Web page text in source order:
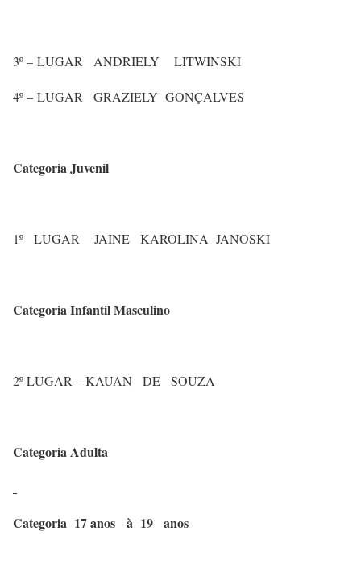
3º – LUGAR ANDRIELY LITWINSKI
4º – LUGAR GRAZIELY GONÇALVES
Categoria Juvenil
1º LUGAR JAINE KAROLINA JANOSKI
Categoria Infantil Masculino
2º LUGAR – KAUAN DE SOUZA
Categoria Adulta
Categoria 17 anos à 19 anos